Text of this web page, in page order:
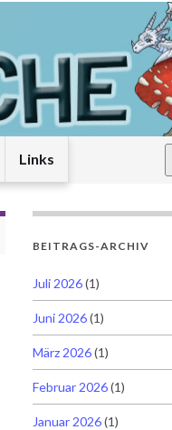
Links
BEITRAGS-ARCHIV
Juli 2026(1)
Juni 2026(1)
März 2026(1)
Februar 2026(1)
Januar 2026(1)